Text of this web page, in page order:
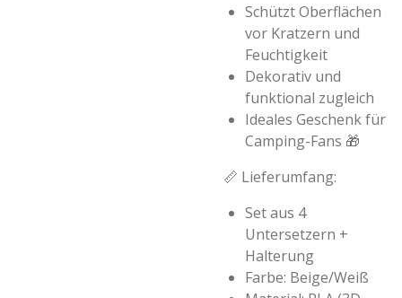
Schützt Oberflächen
vor Kratzern und
Feuchtigkeit
Dekorativ und
funktional zugleich
Ideales Geschenk für
Camping-Fans 🎁
📏 Lieferumfang:
Set aus 4
Untersetzern +
Halterung
Farbe: Beige/Weiß